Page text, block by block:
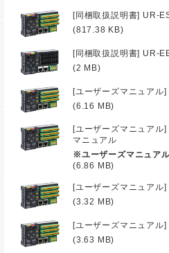
[同梱取扱説明書] UR-
(817.38 KB)
[同梱取扱説明書] UR-
(2 MB)
[ユーザーズマニュア
(6.16 MB)
[ユーザーズマニュア
マニュアル
※ユーザーズマニュア
(6.86 MB)
[ユーザーズマニュア
(3.32 MB)
[ユーザーズマニュア
(3.63 MB)